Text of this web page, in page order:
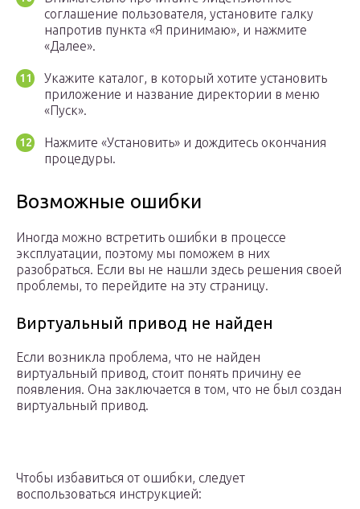
соглашение пользователя, установите галку
напротив пункта «Я принимаю», и нажмите
«Далее».
Укажите каталог, в который хотите установить
приложение и название директории в меню
«Пуск».
Нажмите «Установить» и дождитесь окончания
процедуры.
Возможные ошибки
Иногда можно встретить ошибки в процессе
эксплуатации, поэтому мы поможем в них
разобраться. Если вы не нашли здесь решения своей
проблемы, то перейдите на эту страницу.
Виртуальный привод не найден
Если возникла проблема, что не найден
виртуальный привод, стоит понять причину ее
появления. Она заключается в том, что не был создан
виртуальный привод.
Чтобы избавиться от ошибки, следует
воспользоваться инструкцией: